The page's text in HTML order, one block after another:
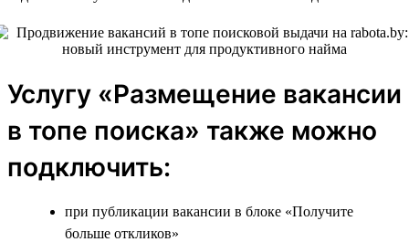
Услугу «Размещение вакансии
в топе поиска» также можно
подключить:
при публикации вакансии в блоке «Получите
больше откликов»